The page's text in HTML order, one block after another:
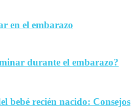
en el embarazo
durante el embarazo?
bebé recién nacido: Consejos